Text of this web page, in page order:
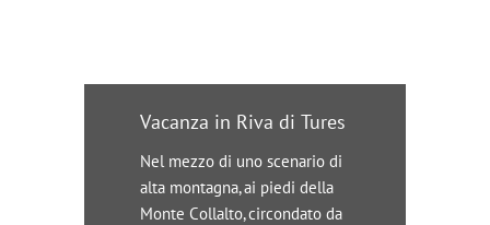
Vacanza in Riva di Tures
Nel mezzo di uno scenario di
alta montagna, ai piedi della
Monte Collalto, circondato da